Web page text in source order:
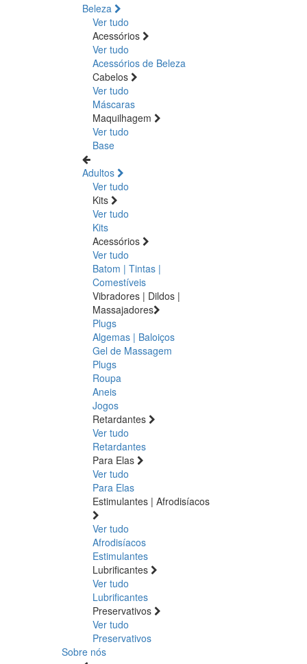
Beleza
Ver tudo
Acessórios
Ver tudo
Acessórios de Beleza
Cabelos
Ver tudo
Máscaras
Maquilhagem
Ver tudo
Base
Adultos
Ver tudo
Kits
Ver tudo
Kits
Acessórios
Ver tudo
Batom | Tintas |
Comestíveis
Vibradores | Dildos |
Massajadores
Plugs
Algemas | Baloiços
Gel de Massagem
Plugs
Roupa
Aneis
Jogos
Retardantes
Ver tudo
Retardantes
Para Elas
Ver tudo
Para Elas
Estimulantes | Afrodisíacos
Ver tudo
Afrodisíacos
Estimulantes
Lubrificantes
Ver tudo
Lubrificantes
Preservativos
Ver tudo
Preservativos
Sobre nós